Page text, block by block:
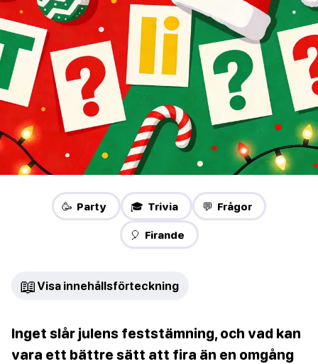
🥳 Party 🎓 Trivia 💬 Frågor
🎈 Firande
📖 Visa innehållsförteckning
Inget slår julens feststämning, och vad kan
vara ett bättre sätt att fira än en omgång